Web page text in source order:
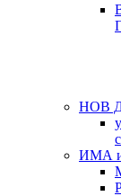
НОВ
ИМА